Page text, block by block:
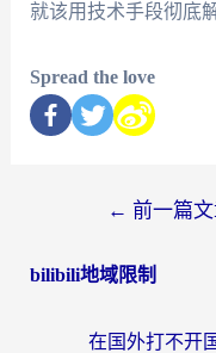
就该用技术手段彻底解
Spread the love
← 前一篇
bilibili地域限制